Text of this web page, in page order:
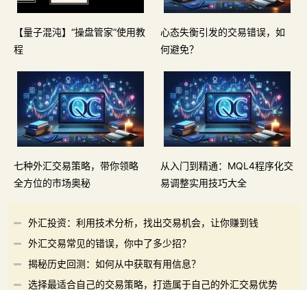
【量子混沌】“操盘管家”使用教
程
心态失衡引发的交易错误，如
何避免？
七种外汇交易策略，带你领略
全方位的市场奥秘
从入门到精通：MQL4程序化交
易调整实用技巧大全
外汇投资：利用技术分析，找出交易机会，让你赚到钱
外汇交易常见的错误，你中了多少招？
揭秘历史回测：如何从中获取有用信息？
选择最适合自己的交易策略，打造属于自己的外汇交易优势